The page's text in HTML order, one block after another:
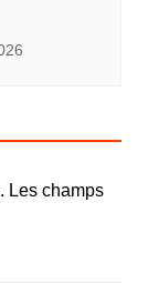
Les champs